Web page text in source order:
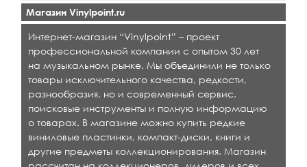
Магазин Vinylpoint.ru
Интернет-магазин “Vinylpoint” – проект
профессиональной компании с опытом 30 лет
на музыкальном рынке. Мы объединили не только
товары исключительного качества, редкости,
разнообразия, но и современный сервис,
поисковые инструменты и полную информацию
о товарах. В магазине можно купить редкие
виниловые пластинки, компакт-диски, книги и
другие предметы коллекционирования. Магазин